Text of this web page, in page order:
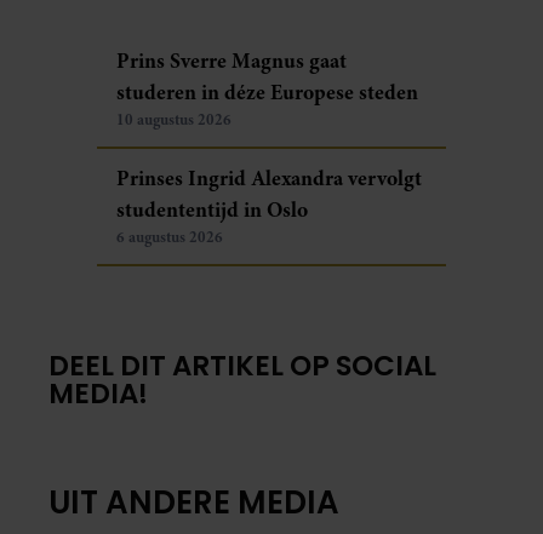
Prins Sverre Magnus gaat
studeren in déze Europese steden
10 augustus 2026
Prinses Ingrid Alexandra vervolgt
studententijd in Oslo
6 augustus 2026
DEEL DIT ARTIKEL OP SOCIAL
MEDIA!
UIT ANDERE MEDIA